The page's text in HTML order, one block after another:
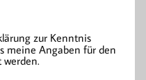
zur Kenntnis
meine Angaben für den
werden.